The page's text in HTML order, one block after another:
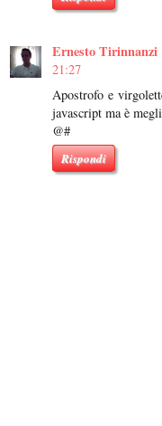
Ernesto Tirinnanzi
21:27
Apostrofo e
javascript ma è
@#
Rispondi